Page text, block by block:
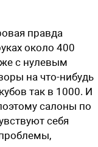
правда
около 400
с нулевым
на что-нибудь
так в 1000. И
салоны по
себя